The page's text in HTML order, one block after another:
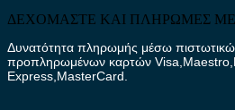
ΔΕΧΟΜΑΣΤΕ ΚΑΙ ΠΛΗΡΩΜΕΣ
Δυνατότητα πληρωμής μέσω
προπληρωμένων καρτών
Express,MasterCard.